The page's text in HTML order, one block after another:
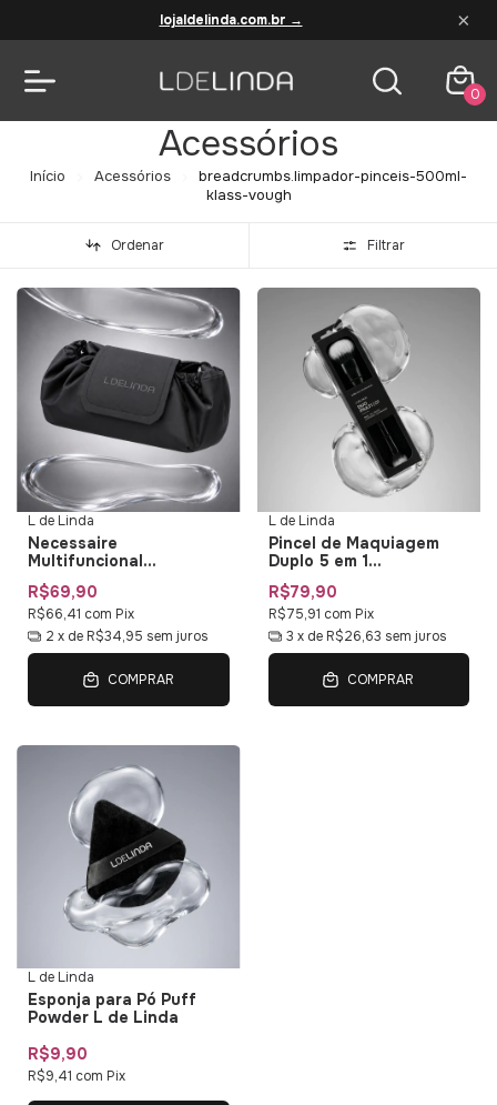
lojaldelinda.com.br → ×
0
Acessórios
Início Acessórios
breadcrumbs.limpador-pinceis-500ml-
klass-vough
Ordenar Filtrar
L de Linda
Necessaire
Multifuncional
Impermeável L de Linda
— Bolsa de Maquiagem
com Organizadores
R$69,90
R$66,41 com Pix
2 x de R$34,95 sem juros
COMPRAR
L de Linda
Pincel de Maquiagem
Duplo 5 em 1
Multifuncional Duo Multi
01 L de Linda
R$79,90
R$75,91 com Pix
3 x de R$26,63 sem juros
COMPRAR
L de Linda
Esponja para Pó Puff
Powder L de Linda
R$9,90
R$9,41 com Pix